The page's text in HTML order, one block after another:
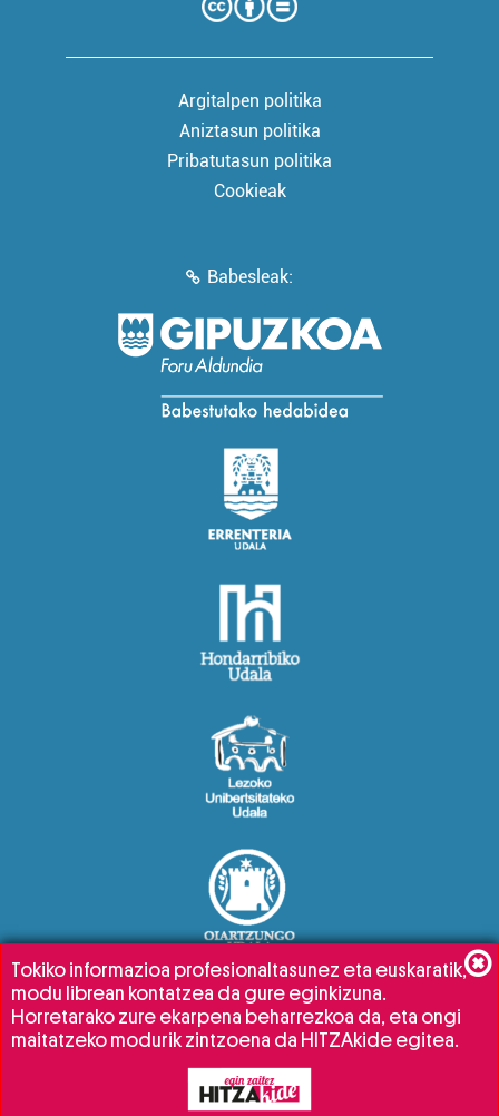
Argitalpen politika
Aniztasun politika
Pribatutasun politika
Cookieak
Babesleak:
Tokiko informazioa profesionaltasunez eta euskaratik,
modu librean kontatzea da gure eginkizuna.
Horretarako zure ekarpena beharrezkoa da, eta ongi
maitatzeko modurik zintzoena da HITZAkide egitea.